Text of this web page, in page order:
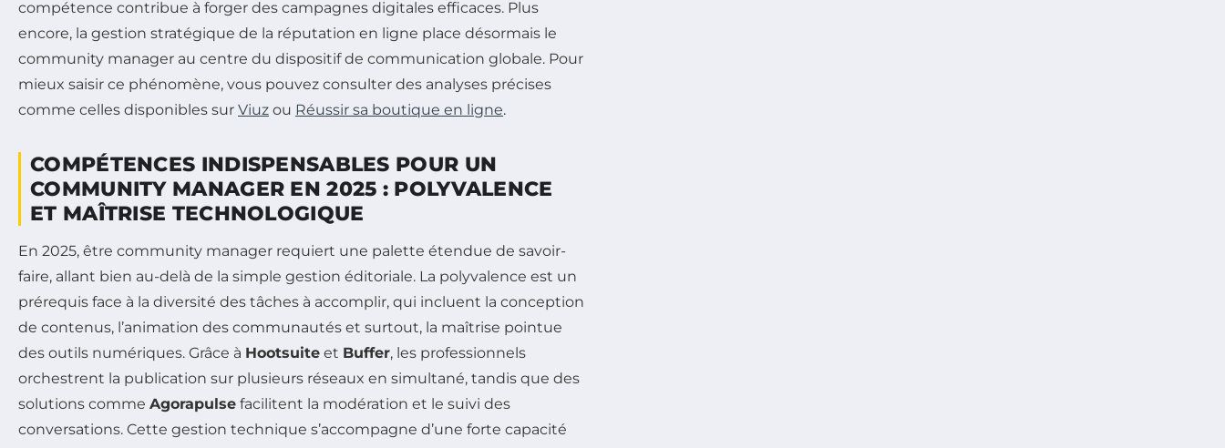
compétence contribue à forger des campagnes digitales efficaces. Plus
encore, la gestion stratégique de la réputation en ligne place désormais le
community manager au centre du dispositif de communication globale. Pour
mieux saisir ce phénomène, vous pouvez consulter des analyses précises
comme celles disponibles sur Viuz ou Réussir sa boutique en ligne.
COMPÉTENCES INDISPENSABLES POUR UN
COMMUNITY MANAGER EN 2025 : POLYVALENCE
ET MAÎTRISE TECHNOLOGIQUE
En 2025, être community manager requiert une palette étendue de savoir-
faire, allant bien au-delà de la simple gestion éditoriale. La polyvalence est un
prérequis face à la diversité des tâches à accomplir, qui incluent la conception
de contenus, l’animation des communautés et surtout, la maîtrise pointue
des outils numériques. Grâce à Hootsuite et Buffer, les professionnels
orchestrent la publication sur plusieurs réseaux en simultané, tandis que des
solutions comme Agorapulse facilitent la modération et le suivi des
conversations. Cette gestion technique s’accompagne d’une forte capacité